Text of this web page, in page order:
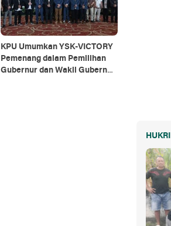
KPU Umumkan YSK-VICTORY
Pemenang dalam Pemilihan
Gubernur dan Wakil Gubernur